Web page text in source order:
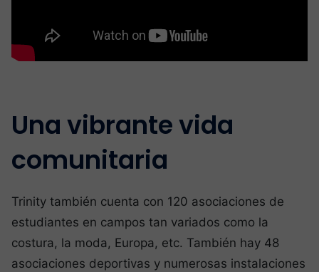
Una vibrante vida
comunitaria
Trinity también cuenta con 120 asociaciones de
estudiantes en campos tan variados como la
costura, la moda, Europa, etc. También hay 48
asociaciones deportivas y numerosas instalaciones